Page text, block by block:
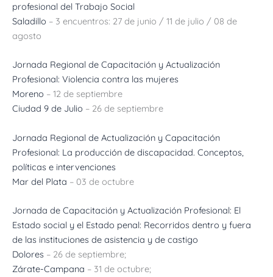
profesional del Trabajo Social
Saladillo – 3 encuentros: 27 de junio / 11 de julio / 08 de
agosto
Jornada Regional de Capacitación y Actualización
Profesional: Violencia contra las mujeres
Moreno – 12 de septiembre
Ciudad 9 de Julio – 26 de septiembre
Jornada Regional de Actualización y Capacitación
Profesional: La producción de discapacidad. Conceptos,
políticas e intervenciones
Mar del Plata – 03 de octubre
Jornada de Capacitación y Actualización Profesional: El
Estado social y el Estado penal: Recorridos dentro y fuera
de las instituciones de asistencia y de castigo
Dolores – 26 de septiembre;
Zárate-Campana – 31 de octubre;